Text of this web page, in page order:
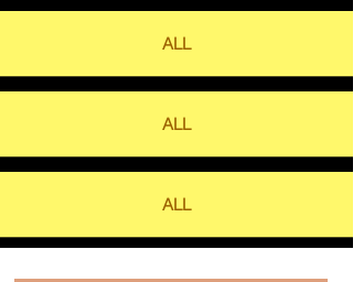
ALL
ALL
ALL